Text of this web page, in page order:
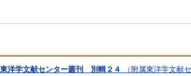
洋学文献センター叢刊 別輯２４ （附属東洋学文献